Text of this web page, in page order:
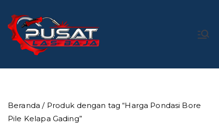
konten
Baja
Pusat Bengkel Las Profesional di Indonesia
Beranda / Produk dengan tag “Harga Pondasi Bore
Pile Kelapa Gading”